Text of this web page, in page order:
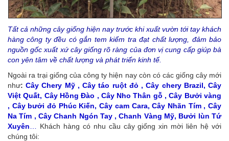
Tất cả những cây giống hiện nay trước khi xuất vườn tới tay khách
hàng công ty đều có gắn tem kiểm tra đạt chất lượng, đảm bảo
nguồn gốc xuất xứ cây giống rõ ràng của đơn vị cung cấp giúp bà
con yên tâm về chất lượng và phát triển kinh tế.
Ngoài ra trại giống của công ty hiện nay còn có các giống cây mới
như:Cây Chery Mỹ , Cây táo ruột đỏ , Cây chery Brazil, Cây
Việt Quất, Cây Hồng Đào , Cây Nho Thân gỗ , Cây Bưởi vàng
, Cây bưởi đỏ Phúc Kiến, Cây cam Cara, Cây Nhãn Tím , Cây
Na Tím , Cây Chanh Ngón Tay , Chanh Vàng Mỹ, Bưởi lùn Tứ
Xuyên
Khách hàng có nhu cầu cây giống xin mời liên hệ với
chúng tôi: